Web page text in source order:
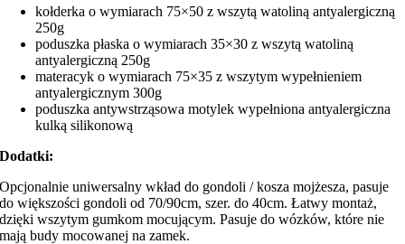
kołderka o wymiarach 75×50 z wszytą watoliną antyalergiczną
250g
poduszka płaska o wymiarach 35×30 z wszytą watoliną
antyalergiczną 250g
materacyk o wymiarach 75×35 z wszytym wypełnieniem
antyalergicznym 300g
poduszka antywstrząsowa motylek wypełniona antyalergiczna
kulką silikonową
Dodatki:
Opcjonalnie uniwersalny wkład do gondoli / kosza mojżesza, pasuje
do większości gondoli od 70/90cm, szer. do 40cm. Łatwy montaż,
dzięki wszytym gumkom mocującym. Pasuje do wózków, które nie
mają budy mocowanej na zamek.